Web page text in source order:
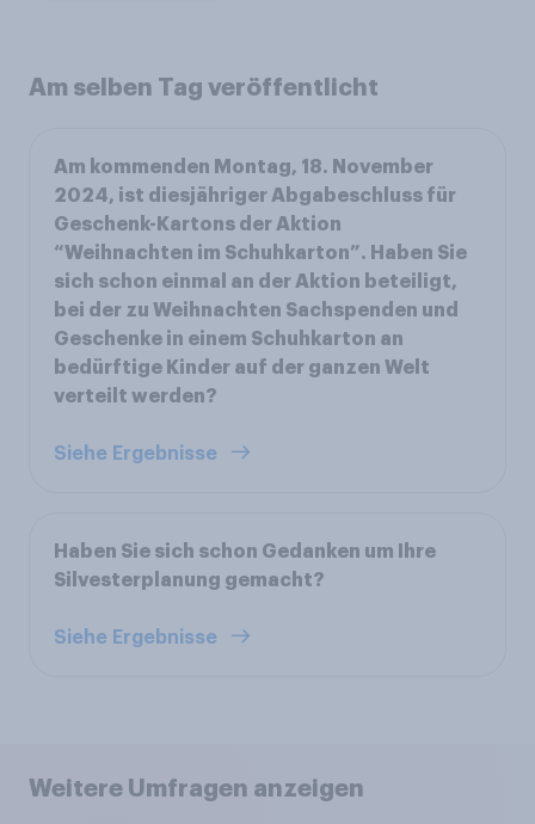
Am selben Tag veröffentlicht
Am kommenden Montag, 18. November
2024, ist diesjähriger Abgabeschluss für
Geschenk-Kartons der Aktion
“Weihnachten im Schuhkarton”. Haben Sie
sich schon einmal an der Aktion beteiligt,
bei der zu Weihnachten Sachspenden und
Geschenke in einem Schuhkarton an
bedürftige Kinder auf der ganzen Welt
verteilt werden?
Siehe Ergebnisse
Haben Sie sich schon Gedanken um Ihre
Silvesterplanung gemacht?
Siehe Ergebnisse
Weitere Umfragen anzeigen